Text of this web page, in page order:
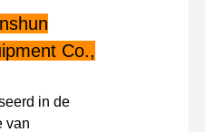
Ons Op
Co.,
in de
van